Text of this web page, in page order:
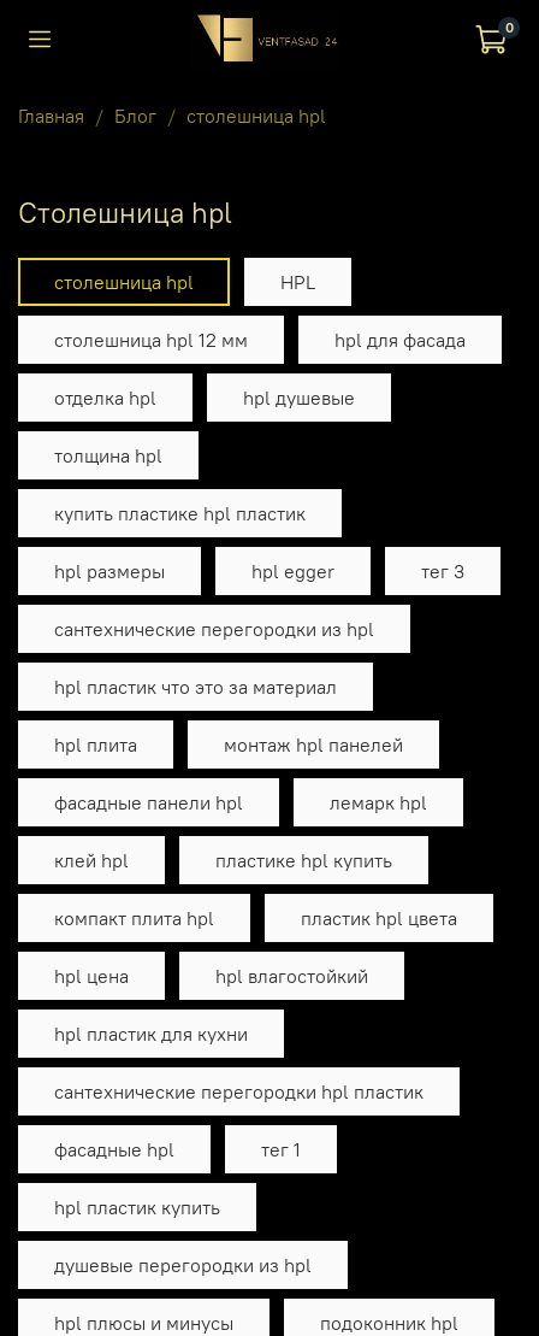
0
Главная Блог столешница hpl
столешница hpl
столешница hpl HPL
столешница hpl 12 мм hpl для фасада
отделка hpl hpl душевые
толщина hpl
купить пластике hpl пластик
hpl размеры hpl egger тег 3
сантехнические перегородки из hpl
hpl пластик что это за материал
hpl плита монтаж hpl панелей
фасадные панели hpl лемарк hpl
клей hpl пластике hpl купить
компакт плита hpl пластик hpl цвета
hpl цена hpl влагостойкий
hpl пластик для кухни
сантехнические перегородки hpl пластик
фасадные hpl тег 1
hpl пластик купить
душевые перегородки из hpl
hpl плюсы и минусы подоконник hpl